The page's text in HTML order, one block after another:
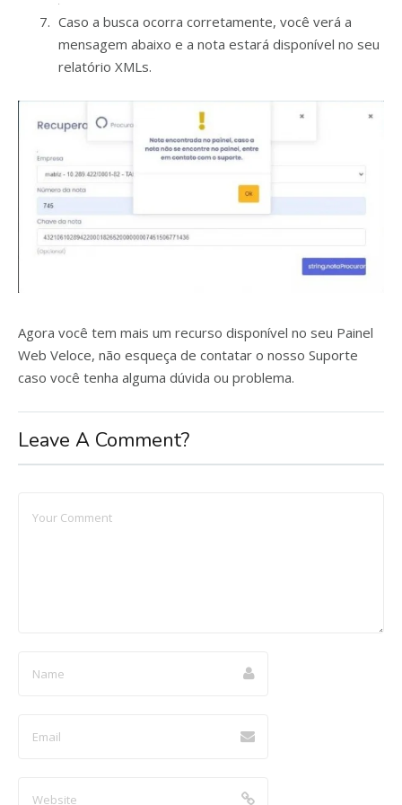
Caso a busca ocorra corretamente, você verá a
mensagem abaixo e a nota estará disponível no seu
relatório XMLs.
Agora você tem mais um recurso disponível no seu Painel
Web Veloce, não esqueça de contatar o nosso Suporte
caso você tenha alguma dúvida ou problema.
Leave A Comment?